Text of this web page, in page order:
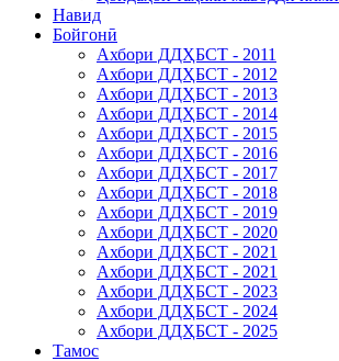
Навид
Бойгонӣ
Ахбори ДДҲБСТ - 2011
Ахбори ДДҲБСТ - 2012
Ахбори ДДҲБСТ - 2013
Ахбори ДДҲБСТ - 2014
Ахбори ДДҲБСТ - 2015
Ахбори ДДҲБСТ - 2016
Ахбори ДДҲБСТ - 2017
Ахбори ДДҲБСТ - 2018
Ахбори ДДҲБСТ - 2019
Ахбори ДДҲБСТ - 2020
Ахбори ДДҲБСТ - 2021
Ахбори ДДҲБСТ - 2021
Ахбори ДДҲБСТ - 2023
Ахбори ДДҲБСТ - 2024
Ахбори ДДҲБСТ - 2025
Тамос